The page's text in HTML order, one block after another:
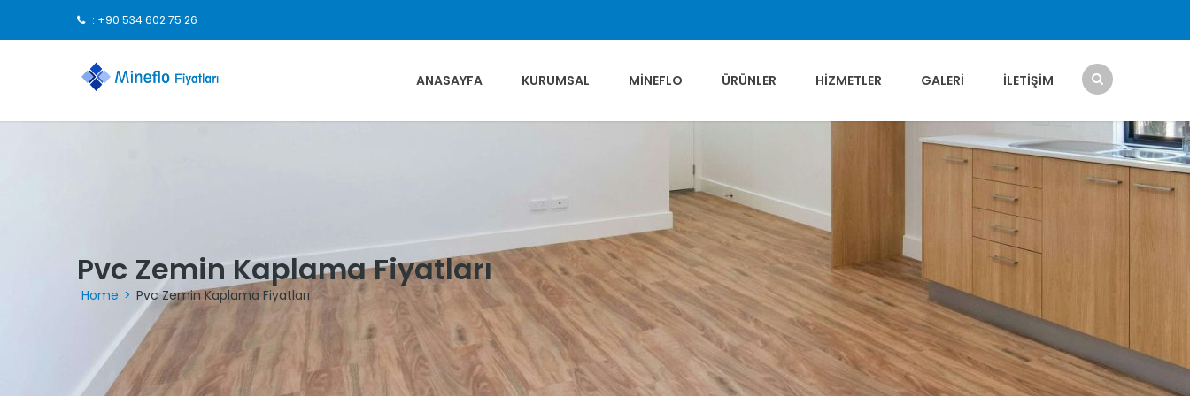
: +90 534 602 75 26
ANASAYFA KURUMSAL MINEFLO ÜRÜNLER HIZMETLER GALERI İLETIŞIM
Pvc Zemin Kaplama Fiyatları
Home > Pvc Zemin Kaplama Fiyatları